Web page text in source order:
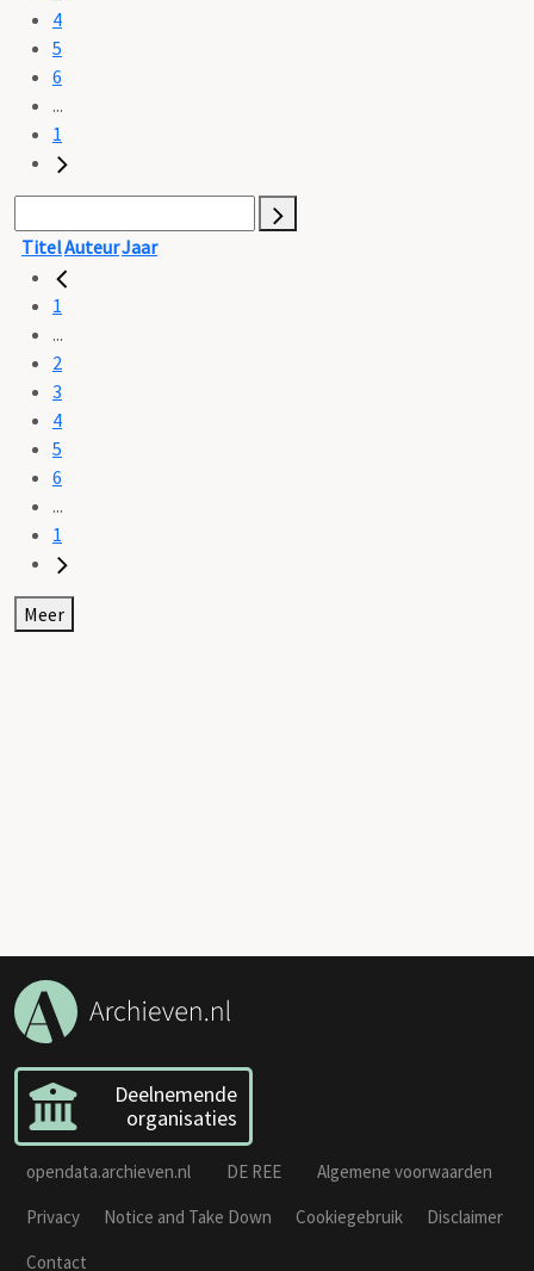
4
5
6
...
1
TitelAuteurJaar
1
...
2
3
4
5
6
...
1
Meer
Deelnemende
organisaties
opendata.archieven.nl DE REE
Algemene voorwaarden
Privacy
Notice and Take Down Cookiegebruik
Disclaimer
Contact